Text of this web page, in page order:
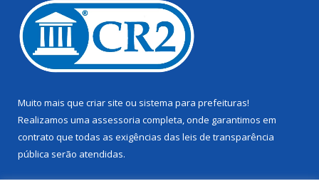
Muito mais que criar site ou sistema para prefeituras!
Realizamos uma assessoria completa, onde garantimos em
contrato que todas as exigências das leis de transparência
pública serão atendidas.